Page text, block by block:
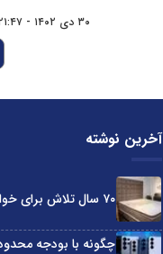
۳۰ دی ۱۴۰۲ - ۲۱:۴۷
آخرین نوشته
۷۰ سال تلاش برای خواب راحت ایرانی‌ها
چگونه با بودجه